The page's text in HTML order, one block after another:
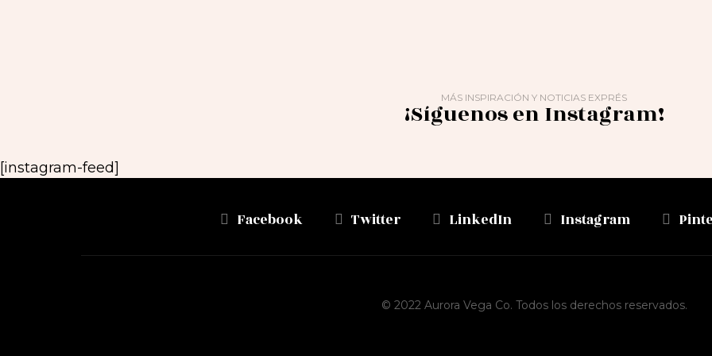
MÁS INSPIRACIÓN Y NOTICIAS EXPRÉS
¡Síguenos en Instagram!
[instagram-feed]
Facebook Twitter LinkedIn Instagram
© 2022 Aurora Vega Co. Todos los derechos reservados.